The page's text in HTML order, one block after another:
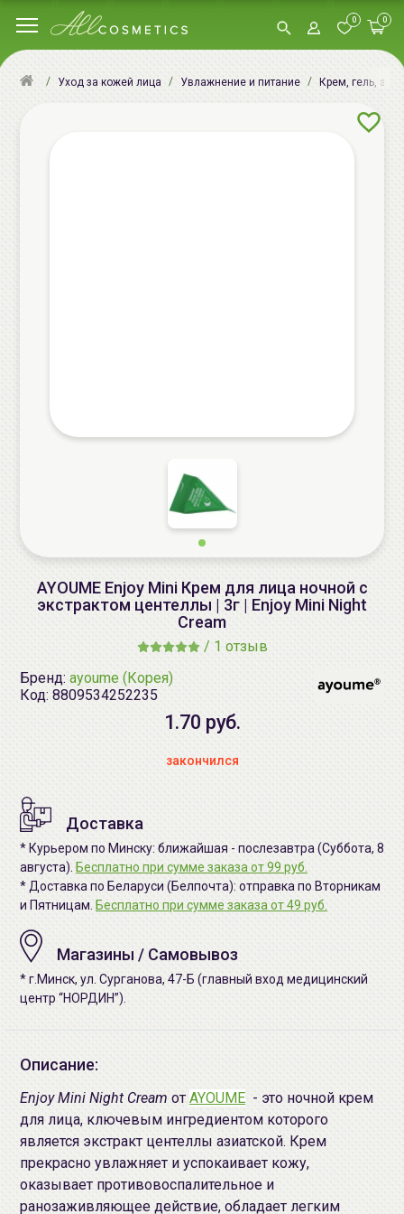
0 0
Уход за кожей лица Увлажнение и питание Крем, гель,
AYOUME Enjoy Mini Крем для лица ночной с
экстрактом центеллы | 3г | Enjoy Mini Night
Cream
/ 1 отзыв
Бренд: ayoume (Корея)
Код: 8809534252235
1.70 руб.
закончился
Доставка
* Курьером по Минску: ближайшая - послезавтра (Суббота, 8
августа). Бесплатно при сумме заказа от 99 руб.
* Доставка по Беларуси (Белпочта): отправка по Вторникам
и Пятницам. Бесплатно при сумме заказа от 49 руб.
Магазины / Самовывоз
* г.Минск, ул. Сурганова, 47-Б (главный вход медицинский
центр “НОРДИН”).
Описание:
Enjoy Mini Night Cream от AYOUME - это ночной крем
для лица, ключевым ингредиентом которого
является экстракт центеллы азиатской. Крем
прекрасно увлажняет и успокаивает кожу,
оказывает противовоспалительное и
ранозаживляющее действие, обладает легким